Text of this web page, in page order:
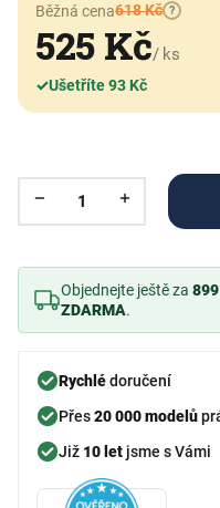
Běžná cena618 Kč ?
525 Kč/ ks
✓Ušetříte 93 Kč
Objednejte ještě za
ZDARMA.
Rychlédoručení
Přes20 000 modelů
Již 10 let jsme s Vámi